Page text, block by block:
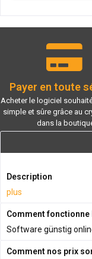
Payer en toute
Acheter le logiciel
simple et sûre grâce au
dans la
Description
plus
Comment
Software günstig
Comment nos prix